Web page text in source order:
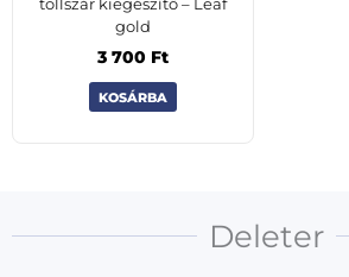
tollszár kiegészítő – Leaf
gold
3 700 Ft
KOSÁRBA
Deleter